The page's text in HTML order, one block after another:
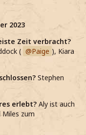
2023
Zeit verbracht?
( Paige ), Kiara
Stephen
erlebt? Aly ist auch
Miles zum